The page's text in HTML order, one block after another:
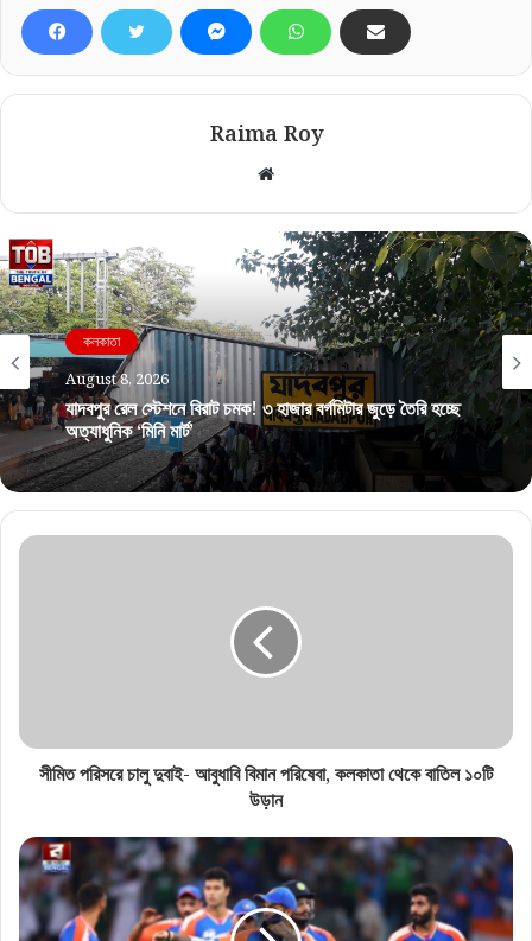
Raima Roy
Website
কলকাতা
August 8, 2026
যাদবপুর রেল স্টেশনে বিরাট চমক! ৩ হাজার বর্গমিটার জুড়ে তৈরি হচ্ছে
অত্যাধুনিক ‘মিনি মার্ট’
কলকাতা
August 8, 2026
সীমিত পরিসরে চালু দুবাই- আবুধাবি বিমান পরিষেবা, কলকাতা থেকে বাতিল ১০টি
উড়ান